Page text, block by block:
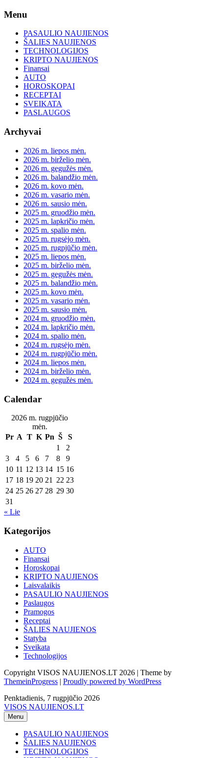
Skip
content
Menu
PASAULIO NAUJIENOS
ŠALIES NAUJIENOS
TECHNOLOGIJOS
KRIPTO NAUJIENOS
Finansai
AUTO
HOROSKOPAI
RECEPTAI
SVEIKATA
PASLAUGOS
Archyvai
2026 m. liepos mėn.
2026 m. birželio mėn.
2026 m. gegužės mėn.
2026 m. balandžio mėn.
2026 m. kovo mėn.
2026 m. vasario mėn.
2026 m. sausio mėn.
2025 m. gruodžio mėn.
2025 m. lapkričio mėn.
2025 m. spalio mėn.
2025 m. rugsėjo mėn.
2025 m. rugpjūčio mėn.
2025 m. liepos mėn.
2025 m. birželio mėn.
2025 m. gegužės mėn.
2025 m. balandžio mėn.
2025 m. kovo mėn.
2025 m. vasario mėn.
2025 m. sausio mėn.
2024 m. gruodžio mėn.
2024 m. lapkričio mėn.
2024 m. spalio mėn.
2024 m. rugsėjo mėn.
2024 m. rugpjūčio mėn.
2024 m. liepos mėn.
2024 m. birželio mėn.
2024 m. gegužės mėn.
Calendar
2026 m. rugpjūčio
mėn.
Pr A T K Pn Š
S
1
2
3
4 5 6 7 8
9
10 11 12 13 14 15 16
17 18 19 20 21 22 23
24 25 26 27 28 29 30
31
« Lie
Kategorijos
AUTO
Finansai
Horoskopai
KRIPTO NAUJIENOS
Laisvalaikis
PASAULIO NAUJIENOS
Paslaugos
Pramogos
Receptai
ŠALIES NAUJIENOS
Statyba
Sveikata
Technologijos
Copyright VISOS NAUJIENOS.LT 2026 | Theme by
ThemeinProgress | Proudly powered by WordPress
Penktadienis, 7 rugpjūčio 2026
VISOS NAUJIENOS.LT
Menu
PASAULIO NAUJIENOS
ŠALIES NAUJIENOS
TECHNOLOGIJOS